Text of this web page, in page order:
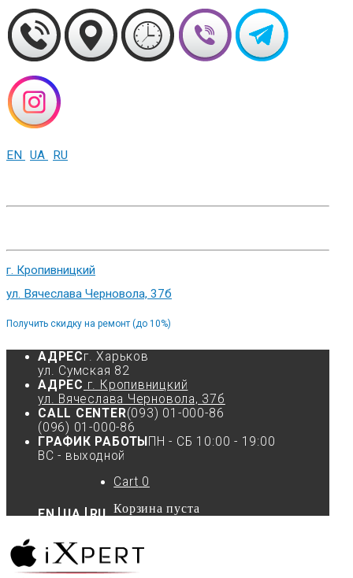
EN UA RU
г. Кропивницкий
ул. Вячеслава Черновола, 37б
Получить скидку на ремонт (до 10%)
АДРЕСг. Харьков
ул. Сумская 82
АДРЕС г. Кропивницкий
ул. Вячеслава Черновола, 37б
CALL CENTER(093) 01-000-86
(096) 01-000-86
ГРАФИК РАБОТЫ ПН - СБ 10:00 - 19:00
ВС - выходной
EN UA RU
Cart 0
Корзина пуста